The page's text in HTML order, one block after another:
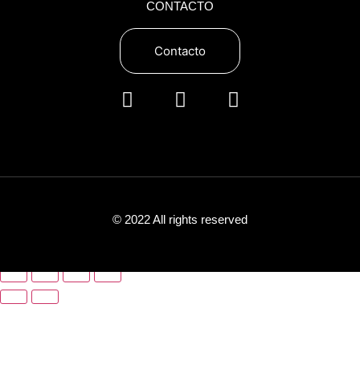
CONTACTO
Contacto
© 2022 All rights reserved